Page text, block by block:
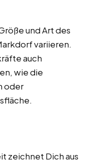
und Art des
variieren.
auch
wie die
oder
zeichnet Dich aus